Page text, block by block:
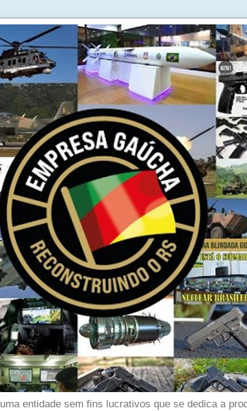
entidade sem fins lucrativos que se dedica a